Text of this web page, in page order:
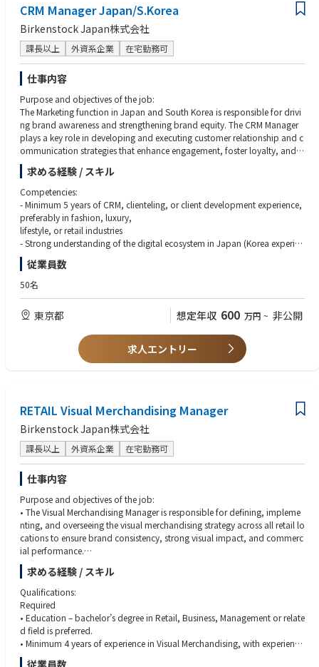
・KPI達成に向けた業務プロセス改善、標準化、オペレーション設計
・関係者を巻き込みながら、TSM領域の実行力向上をリード
●Directorとしての期待役割
・TSM領域全体の戦略設計および実行責任
・複数チーム・複数機能を横断した組織マネジメントおよび意思決定
・経営層・HQ・グローバルステークホルダーとの連携、経営レベルの
意思決定への関与
・組織変革フェーズにおける中核人材として、IT Serviceを支える仕組
み・組織能力の高度化を統括
（参考）
●Manager相当
・チームリードまたはプロジェクト責任者として、担当領域の施策を推
進したご経験
・複数ステークホルダーと連携し、業務改善・標準化・プロセス設計を
リードしたご経験
●Director相当
・組織マネジメントまたは複数チームを横断した統括経験
・IT組織変革、戦略策定、経営層へのレポーティング、意思決定への関
与経験
・グローバル環境における組織横断プロジェクトのリード経験
CRM Manager Japan/S.Korea
Birkenstock Japan株式会社
課長以上 外資系企業 在宅勤務可
仕事内容
Purpose and objectives of the job:
The Marketing function in Japan and South Korea is responsible for drivi
ng brand awareness and strengthening brand equity. The CRM Manager
plays a key role in developing and executing customer relationship and c
ommunication strategies that enhance engagement, foster loyalty, and i
ncrease customer lifetime value.
This role works closely with E-commerce and Retail teams (DTC team) to
implement CRM programs, campaigns, and personalized customer expe
riences across both online and offline channels. The position also overse
es customer data management, ensuring accuracy, integrity, and effectiv
e utilization to support business growth.
Tasks and accountabilities:
< CRM Strategy & Planning >
- Lead collaboration with the DTC team to enhance CRM systems and su
pport online, offline, and omnichannel initiatives.
- Drive customer retention, reactivation, and loyalty programs tailored to
- Design, develop, implement and monitor customer engagement initiati
ves (through clienteling and customer outreach initiatives)
- Contribute from a CRM perspective with other channels to the develop
ment and implementation of new product launches, new events, custom
er experiences, etc.
- Partner with external platforms (e.g., LINE/Kakao) to ensure effective dat
a synchronization and integration.
< Customer Data & Insights >
- Oversee customer database accuracy, growth, and segmentation strate
gies.
- Collaborate with local and global ECOM teams to ensure system integrit
y and alignment.
- Analyze customer behavior and purchasing patterns to identify opport
unities for deeper engagement.
- Deliver monthly CRM dashboards and actionable insights to DTC and M
arketing teams.
- Collaborate with channels and markets to improve the quality, usage, a
nd impact of customer data and dashboards.
< Campaign Managements >
- Plan, execute, and optimize online, offline, and omnichannel CRM cam
paigns.
求める経験 / スキル
Competencies:
- Minimum 5 years of CRM, clienteling, or client development experience,
preferably in fashion, luxury,
lifestyle, or retail industries
- Strong understanding of the digital ecosystem in Japan (Korea experien
ce is a plus)
- Strong analytical mindset with attention to detail and customer insights
- Ability to manage complexity across multiple business models and stak
(Stakeholder Collaboration: Drive smooth collaboration and alignment
with related departments,
including Digital Marketing, Sales, Retail Operations, and IT)
- Expertise in Braze or any other CRM platforms
- KPI Management & ROI Optimization: Manage initiatives to achieve targ
従業員数
50名
東京都 想定年収 600 万円 ~ 非公開
求人エントリー
RETAIL Visual Merchandising Manager
Birkenstock Japan株式会社
課長以上 外資系企業 在宅勤務可
仕事内容
Purpose and objectives of the job:
• The Visual Merchandising Manager is responsible for defining, impleme
nting, and overseeing the visual merchandising strategy across all retail lo
cations to ensure brand consistency, strong visual impact, and commerc
ial performance.
• The role bridges brand direction and local execution, leading VMD initi
atives that enhance customer experience and drive sales growth.
Tasks and responsibilities:
<VMD>
Visual Merchandising Strategy & Leadership
• Develop and execute seasonal visual merchandising strategies in alignm
ent with regional brand guidelines.
求める経験 / スキル
Qualifications:
Required
• Education – bachelor’s degree in Retail, Business, Management or relate
d field is preferred.
• Minimum 4 years of experience in Visual Merchandising, with experience
in managerial or leadership roles